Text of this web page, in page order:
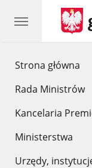
Strona główna
Rada Ministrów
Kancelaria
Ministerstwa
Urzędy,